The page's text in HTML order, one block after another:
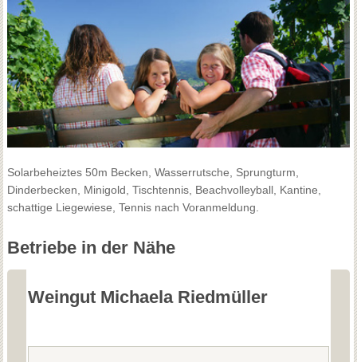
Solarbeheiztes 50m Becken, Wasserrutsche, Sprungturm,
Dinderbecken, Minigold, Tischtennis, Beachvolleyball, Kantine,
schattige Liegewiese, Tennis nach Voranmeldung.
Betriebe in der Nähe
Weingut Michaela Riedmüller